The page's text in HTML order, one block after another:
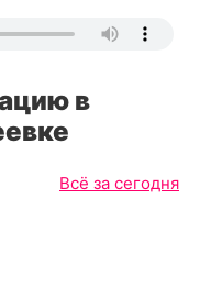
в
Всё за сегодня